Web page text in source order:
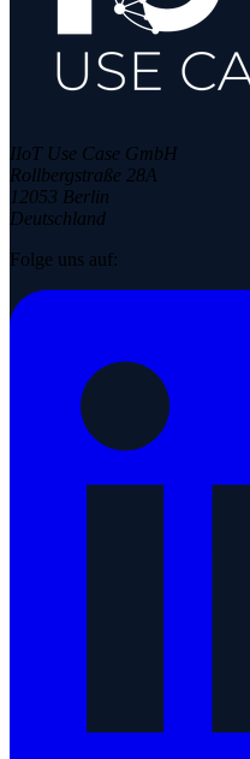
IIoT Use Case GmbH
Rollbergstraße 28A
12053 Berlin
Deutschland
Folge uns auf: